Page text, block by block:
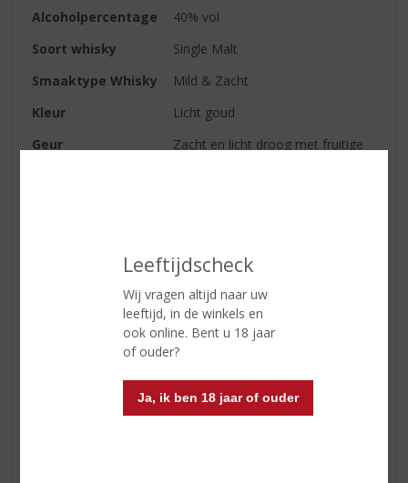
Leeftijdscheck
Wij vragen altijd naar uw
leeftijd, in de winkels en
ook online. Bent u 18 jaar
of ouder?
Ja, ik ben 18 jaar of ouder
Alcoholpercentage
40% vol
Soort whisky
Single Malt
Smaaktype Whisky
Mild & Zacht
Kleur
Licht goud
Geur
Zacht en licht droog met fruitige
Wilt u Glen Grant 10 Years Old
Single Malt Whisky online kopen
of bestellen ?
Of weten waar te koop is in de
buurt van Zutphen,Holten,
Te koop in onze slijterij tussen
Overijssel en Gelderland